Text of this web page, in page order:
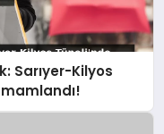
Sarıyer-Kilyos